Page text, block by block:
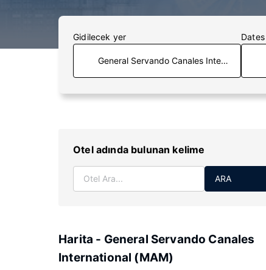
Gidilecek yer Dates
Otel adında bulunan kelime
ARA
Harita - General Servando Canales
International (MAM)